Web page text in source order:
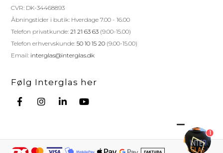
CVR: DK-34468893
Åbningstider i butik: Hverdage 7.00 - 16.00
Telefon privatkunde:21 21 63 63 (9.00-15.00)
Telefon erhvervskunde:50 10 15 20 (9.00-15.00)
Email: interglas@interglas.dk
Følg Interglas her
1